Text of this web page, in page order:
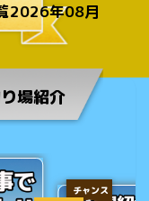
2026年08月
場紹介
チャンス